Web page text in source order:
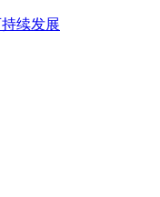
续发展